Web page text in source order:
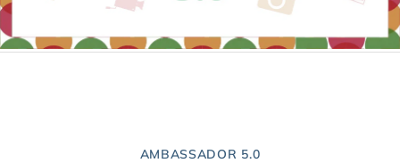
AMBASSADOR 5.0